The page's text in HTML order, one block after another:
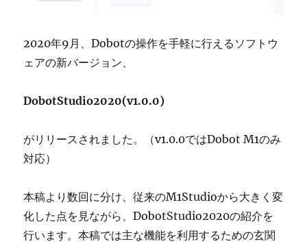
2020年9月、Dobotの操作を手軽に行えるソフトウ
ェアの新バージョン、
DobotStudio2020(v1.0.0)
がリリースされました。（v1.0.0ではDobot M1のみ
対応）
本稿より数回に分け、従来のM1Studioから大きく変
化した点を見ながら、DobotStudio2020の紹介を
行います。本稿では主な機能を利用するための玄関